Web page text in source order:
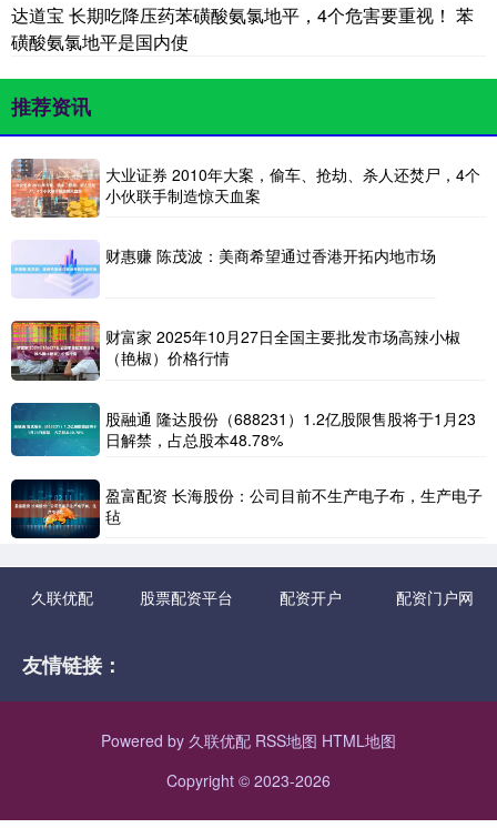
达道宝 长期吃降压药苯磺酸氨氯地平，4个危害要重视！ 苯
磺酸氨氯地平是国内使
推荐资讯
大业证券 2010年大案，偷车、抢劫、杀人还焚尸，4个
小伙联手制造惊天血案
财惠赚 陈茂波：美商希望通过香港开拓内地市场
财富家 2025年10月27日全国主要批发市场高辣小椒
（艳椒）价格行情
股融通 隆达股份（688231）1.2亿股限售股将于1月23
日解禁，占总股本48.78%
盈富配资 长海股份：公司目前不生产电子布，生产电子
毡
久联优配 股票配资平台 配资开户 配资门户网
友情链接：
Powered by 久联优配 RSS地图 HTML地图
Copyright © 2023-2026